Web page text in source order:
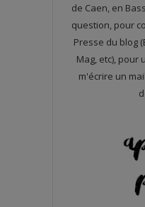
de Caen, en
question, pour
Presse du blog
Mag, etc), pour
m'écrire un